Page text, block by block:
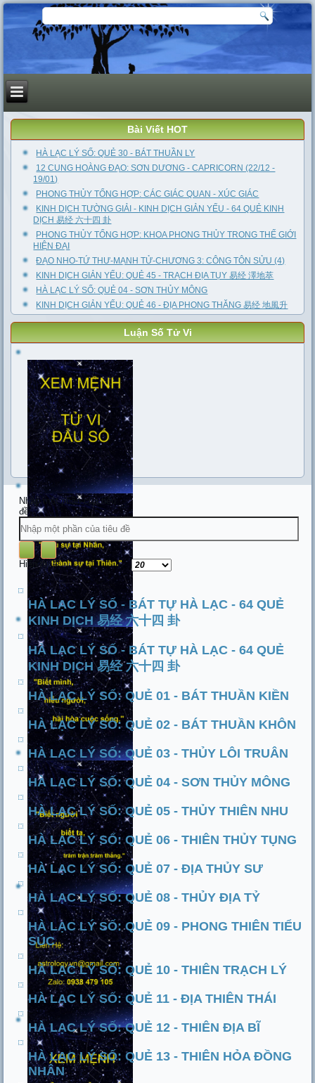
Bài Viết HOT
HÀ LẠC LÝ SỐ: QUẺ 30 - BÁT THUẦN LY
12 CUNG HOÀNG ĐẠO: SƠN DƯƠNG - CAPRICORN (22/12 -
19/01)
PHONG THỦY TỔNG HỢP: CÁC GIÁC QUAN - XÚC GIÁC
KINH DỊCH TƯỜNG GIẢI - KINH DỊCH GIẢN YẾU - 64 QUẺ KINH
DỊCH 易经 六十四 卦
PHONG THỦY TỔNG HỢP: KHOA PHONG THỦY TRONG THẾ GIỚI
HIỆN ĐẠI
ĐẠO NHO-TỨ THƯ-MẠNH TỬ-CHƯƠNG 3: CÔNG TÔN SỬU (4)
KINH DỊCH GIẢN YẾU: QUẺ 45 - TRẠCH ĐỊA TỤY 易经 澤地萃
HÀ LẠC LÝ SỐ: QUẺ 04 - SƠN THỦY MÔNG
KINH DỊCH GIẢN YẾU: QUẺ 46 - ĐỊA PHONG THĂNG 易经 地風升
Luận Số Tử Vi
Nhập một phần của tiêu
đề
Hiển thị #
HÀ LẠC LÝ SỐ - BÁT TỰ HÀ LẠC - 64 QUẺ
KINH DỊCH 易经 六十四 卦
HÀ LẠC LÝ SỐ - BÁT TỰ HÀ LẠC - 64 QUẺ
KINH DỊCH 易经 六十四 卦
HÀ LẠC LÝ SỐ: QUẺ 01 - BÁT THUẦN KIỀN
HÀ LẠC LÝ SỐ: QUẺ 02 - BÁT THUẦN KHÔN
HÀ LẠC LÝ SỐ: QUẺ 03 - THỦY LÔI TRUÂN
HÀ LẠC LÝ SỐ: QUẺ 04 - SƠN THỦY MÔNG
HÀ LẠC LÝ SỐ: QUẺ 05 - THỦY THIÊN NHU
HÀ LẠC LÝ SỐ: QUẺ 06 - THIÊN THỦY TỤNG
HÀ LẠC LÝ SỐ: QUẺ 07 - ĐỊA THỦY SƯ
HÀ LẠC LÝ SỐ: QUẺ 08 - THỦY ĐỊA TỶ
HÀ LẠC LÝ SỐ: QUẺ 09 - PHONG THIÊN TIỂU
SÚC
HÀ LẠC LÝ SỐ: QUẺ 10 - THIÊN TRẠCH LÝ
HÀ LẠC LÝ SỐ: QUẺ 11 - ĐỊA THIÊN THÁI
HÀ LẠC LÝ SỐ: QUẺ 12 - THIÊN ĐỊA BĨ
HÀ LẠC LÝ SỐ: QUẺ 13 - THIÊN HỎA ĐỒNG
NHÂN